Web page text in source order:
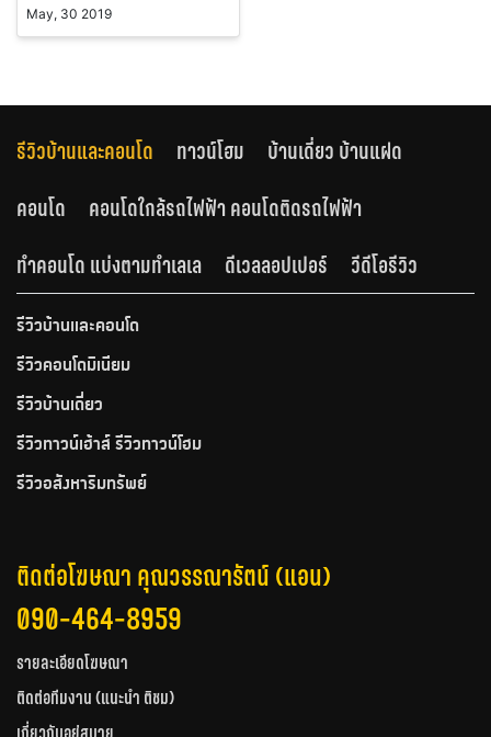
May, 30 2019
รีวิวบ้านและคอนโด ทาวน์โฮม
บ้านเดี่ยว บ้านแฝด
คอนโด
คอนโดใกล้รถไฟฟ้า คอนโดติดรถไฟฟ้า
ทำคอนโด แบ่งตามทำเลเล
ดีเวลลอปเปอร์ วีดีโอรีวิว
รีวิวบ้านและคอนโด
รีวิวคอนโดมิเนียม
รีวิวบ้านเดี่ยว
รีวิวทาวน์เฮ้าส์ รีวิวทาวน์โฮม
รีวิวอสังหาริมทรัพย์
ติดต่อโฆษณา คุณวรรณารัตน์ (แอน)
090-464-8959
รายละเอียดโฆษณา
ติดต่อทีมงาน (แนะนำ ติชม)